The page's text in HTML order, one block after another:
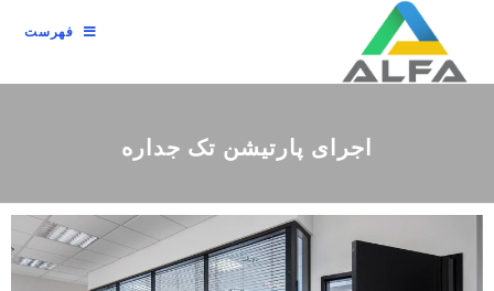
فهرست
اجرای پارتیشن تک جداره